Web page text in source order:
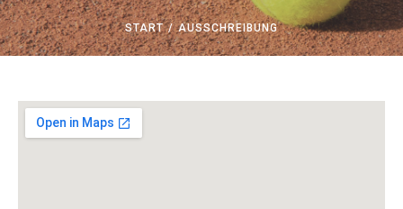
START / AUSSCHREIBUNG